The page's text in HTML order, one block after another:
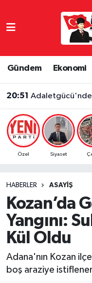
Gündem Ekonomi
20:51 Adaletgücü'nde
Özel Siyaset
HABERLER ASAYIŞ
Kozan’da
Yangını:
Kül Oldu
Adana'nın Kozan
boş araziye
Dünya
Eğitim
Gündem
Haber Reklam
Magazin
Özel
Adana Nöbetçi
Adana Trafik
Süper Lig Puan
Son Dakika